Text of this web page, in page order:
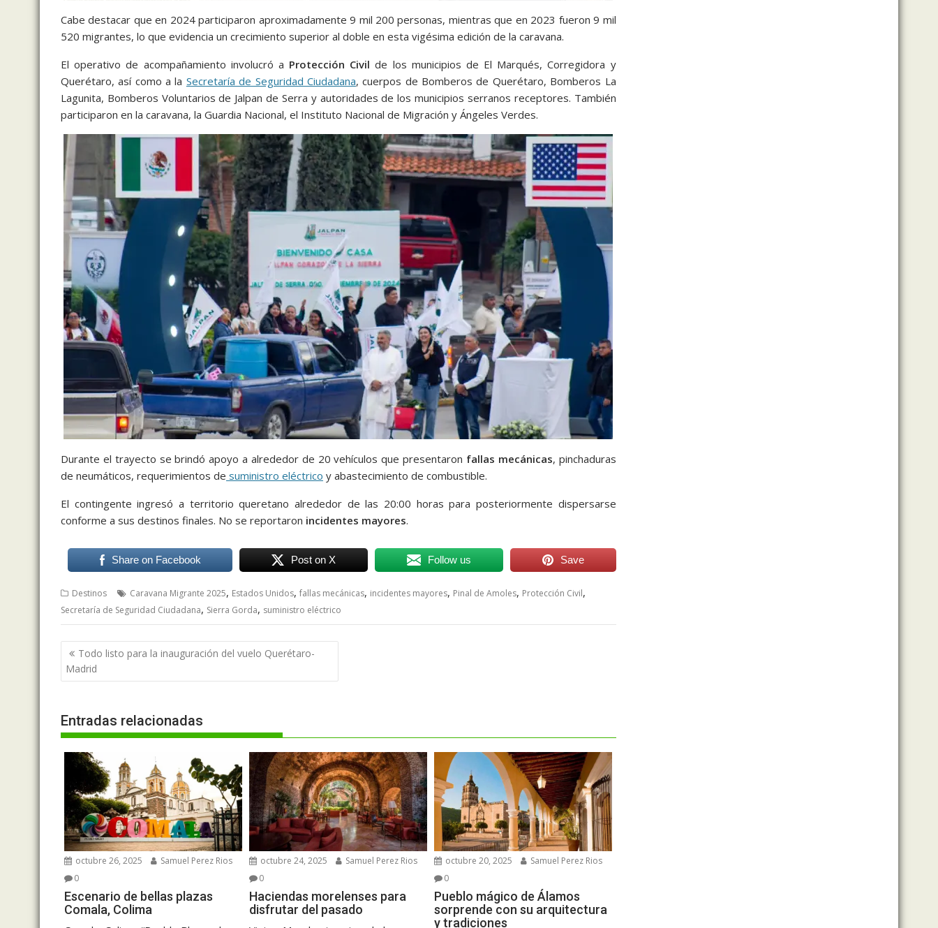
Cabe destacar que en 2024 participaron aproximadamente 9 mil 200 personas, mientras que en 2023 fueron 9 mil
520 migrantes, lo que evidencia un crecimiento superior al doble en esta vigésima edición de la caravana.
El operativo de acompañamiento involucró a Protección Civil de los municipios de El Marqués, Corregidora y
Querétaro, así como a la Secretaría de Seguridad Ciudadana, cuerpos de Bomberos de Querétaro, Bomberos La
Lagunita, Bomberos Voluntarios de Jalpan de Serra y autoridades de los municipios serranos receptores. También
participaron en la caravana, la Guardia Nacional, el Instituto Nacional de Migración y Ángeles Verdes.
Durante el trayecto se brindó apoyo a alrededor de 20 vehículos que presentaron fallas mecánicas, pinchaduras
de neumáticos, requerimientos de suministro eléctrico y abastecimiento de combustible.
El contingente ingresó a territorio queretano alrededor de las 20:00 horas para posteriormente dispersarse
conforme a sus destinos finales. No se reportaron incidentes mayores.
Share on Facebook Post on X Follow us Save
Destinos Caravana Migrante 2025, Estados Unidos, fallas mecánicas, incidentes mayores, Pinal de Amoles, Protección Civil,
Secretaría de Seguridad Ciudadana, Sierra Gorda, suministro eléctrico
Navegación
de
entradas
Todo listo para la inauguración del vuelo Querétaro-
Madrid
Entradas relacionadas
octubre 26, 2025
Samuel Perez Rios
0
Escenario de bellas plazas
Comala, Colima
octubre 24, 2025
Samuel Perez Rios
0
Haciendas morelenses para
disfrutar del pasado
octubre 20, 2025
Samuel Perez Rios
0
Pueblo mágico de Álamos
sorprende con su arquitectura
y tradiciones